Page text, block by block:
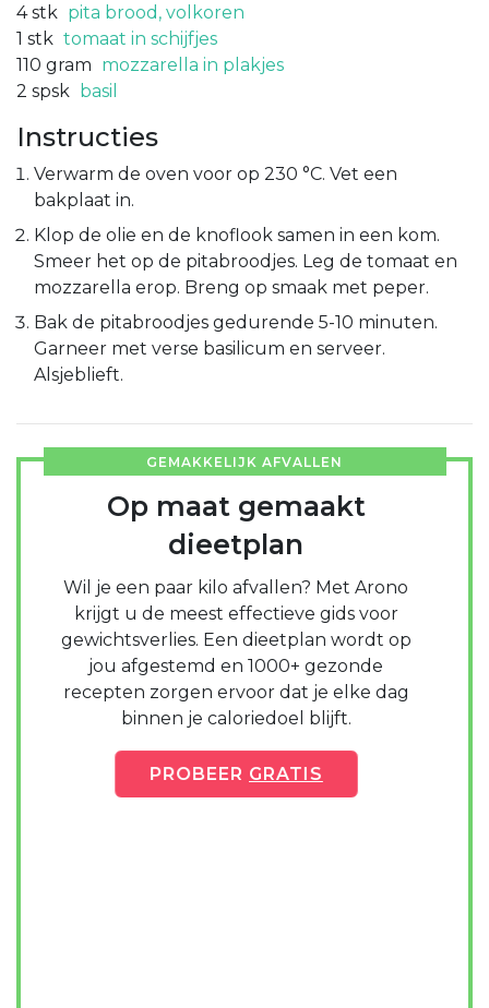
4 stk pita brood, volkoren
1 stk tomaat in schijfjes
110 gram mozzarella in plakjes
2 spsk basil
Instructies
Verwarm de oven voor op 230 °C. Vet een
bakplaat in.
Klop de olie en de knoflook samen in een kom.
Smeer het op de pitabroodjes. Leg de tomaat en
mozzarella erop. Breng op smaak met peper.
Bak de pitabroodjes gedurende 5-10 minuten.
Garneer met verse basilicum en serveer.
Alsjeblieft.
GEMAKKELIJK AFVALLEN
Op maat gemaakt
dieetplan
Wil je een paar kilo afvallen? Met Arono
krijgt u de meest effectieve gids voor
gewichtsverlies. Een dieetplan wordt op
jou afgestemd en 1000+ gezonde
recepten zorgen ervoor dat je elke dag
binnen je caloriedoel blijft.
PROBEER GRATIS